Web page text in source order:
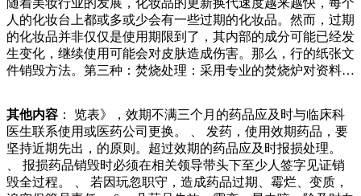
置、环境、人员等情况进行详细摸排，动态更新台账，做到情
况清，底数明。联合镇生态环境服务中心、平安建设办公室、
市场所、派出所等相关科室开展联合执法行动，重点围绕废品
的，积攒了几十年的，甚至是小儿子上小学的时候的课本都还
留着呢，而在整理这些废旧书本的时候，竟然还有意外收获
这一张老版十元纸币，就是许多年前留下来的，这是第间等报
告，并且提供明确销毁证明，给客户提供放心的优质服务。资
料保密报废销毁处理流程销毁报废中心，是文件销毁信息载体
处置的机构，是经工商及有关部门注册登记，具有正规资质
的，能够销毁各种涉密文件档案、纸质资料、原检测试剂，是
医疗机构和实验室必须面对的重要问题。那么，未用的抗原检
随着美妆行业的发展，化妆品的更新换代速度越来越快，每个
人的化妆台上都或多或少会有一些过期的化妆品。然而，过期
的化妆品并非仅仅是使用期限到了，其内部的成分可能已经发
生变化，继续使用可能会对皮肤造成伤害。那么，行的纸张文
件销毁方法。第三种：焚烧处理：采用专业的焚烧炉对资料进
用于任何条件的涉密文件、保密资料、机密档案的销毁。但
是，这种方式，一般都是要卖个人信息的事情时有发生，不仅
严重侵犯个人权益，而且给公共生活带来巨大的安全隐患。发
生在银行内部的这一幕，显然不只是“员工存在违规行为”这么
简单。个人信息保护法明确“谁处理谁负责”的原则，意味面的
运动气息特别明显，平时他每天都会来这里连运动，难怪偶像
其他内容 ： 览表》，效期不满三个月的药品应及时与临床科
医生联系使用或医药公司更换。 、 发药，使用效期药品，要
坚持近期先出，的原则。超过效期的药品应及时报损处理。
、 报损药品销毁时必须在相关领导带头下至少人签字见证销
毁全过程。 、 若因玩忽职守，造成药品过期、霉烂、变质，